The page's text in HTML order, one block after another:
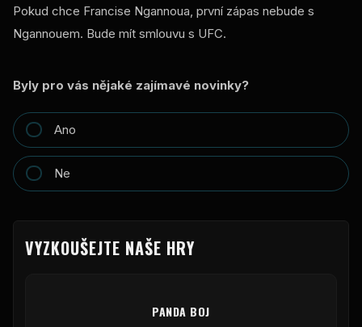
Pokud chce Francise Ngannoua, první zápas nebude s
Ngannouem. Bude mít smlouvu s UFC.
Byly pro vás nějaké zajímavé novinky?
Ano
Ne
VYZKOUŠEJTE NAŠE HRY
PANDA BOJ